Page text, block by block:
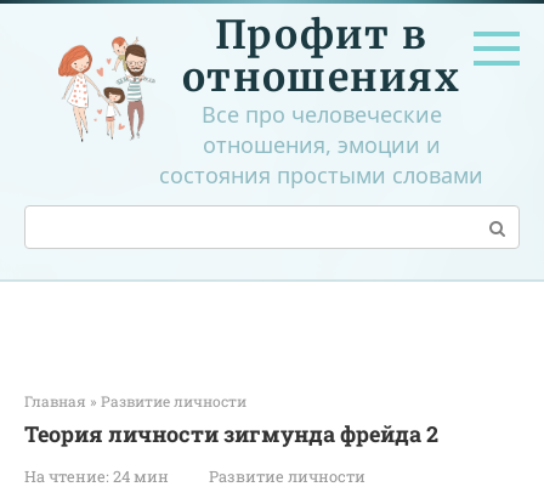
Перейти
контенту
Профит в
отношениях
Все про человеческие
отношения, эмоции и
состояния простыми словами
Поиск:
Главная » Развитие личности
Теория личности зигмунда фрейда 2
На чтение: 24 мин Развитие личности